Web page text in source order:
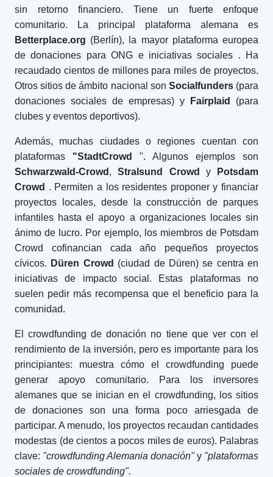
sin retorno financiero. Tiene un fuerte enfoque
comunitario. La principal plataforma alemana es
Betterplace.org (Berlín), la mayor plataforma europea
de donaciones para ONG e iniciativas sociales . Ha
recaudado cientos de millones para miles de proyectos.
Otros sitios de ámbito nacional son Socialfunders(para
donaciones sociales de empresas) y
Fairplaid
(para
clubes y eventos deportivos).
Además, muchas ciudades o regiones cuentan con
plataformas "StadtCrowd
". Algunos ejemplos son
Schwarzwald-Crowd ,Stralsund Crowd y
Potsdam
Crowd . Permiten a los residentes proponer y financiar
proyectos locales, desde la construcción de parques
infantiles hasta el apoyo a organizaciones locales sin
ánimo de lucro. Por ejemplo, los miembros de Potsdam
Crowd cofinancian cada año pequeños proyectos
cívicos. Düren Crowd (ciudad de Düren) se centra en
iniciativas de impacto social. Estas plataformas no
suelen pedir más recompensa que el beneficio para la
comunidad.
El crowdfunding de donación no tiene que ver con el
rendimiento de la inversión, pero es importante para los
principiantes: muestra cómo el crowdfunding puede
generar apoyo comunitario. Para los inversores
alemanes que se inician en el crowdfunding, los sitios
de donaciones son una forma poco arriesgada de
participar. A menudo, los proyectos recaudan cantidades
modestas (de cientos a pocos miles de euros). Palabras
clave: "crowdfunding Alemania donación"y "plataformas
sociales de crowdfunding".